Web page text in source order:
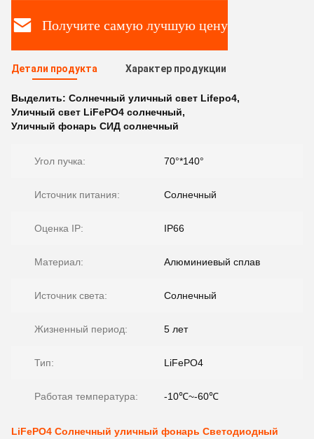
Получите самую лучшую цену
Детали продукта Характер продукции
Выделить: Солнечный уличный свет Lifepo4,
Уличный свет LiFePO4 солнечный,
Уличный фонарь СИД солнечный
Угол пучка: 70°*140°
Источник питания: Солнечный
Оценка IP: IP66
Материал: Алюминиевый сплав
Источник света: Солнечный
Жизненный период: 5 лет
Тип: LiFePO4
Работая температура: -10℃~-60℃
LiFePO4 Солнечный уличный фонарь Светодиодный